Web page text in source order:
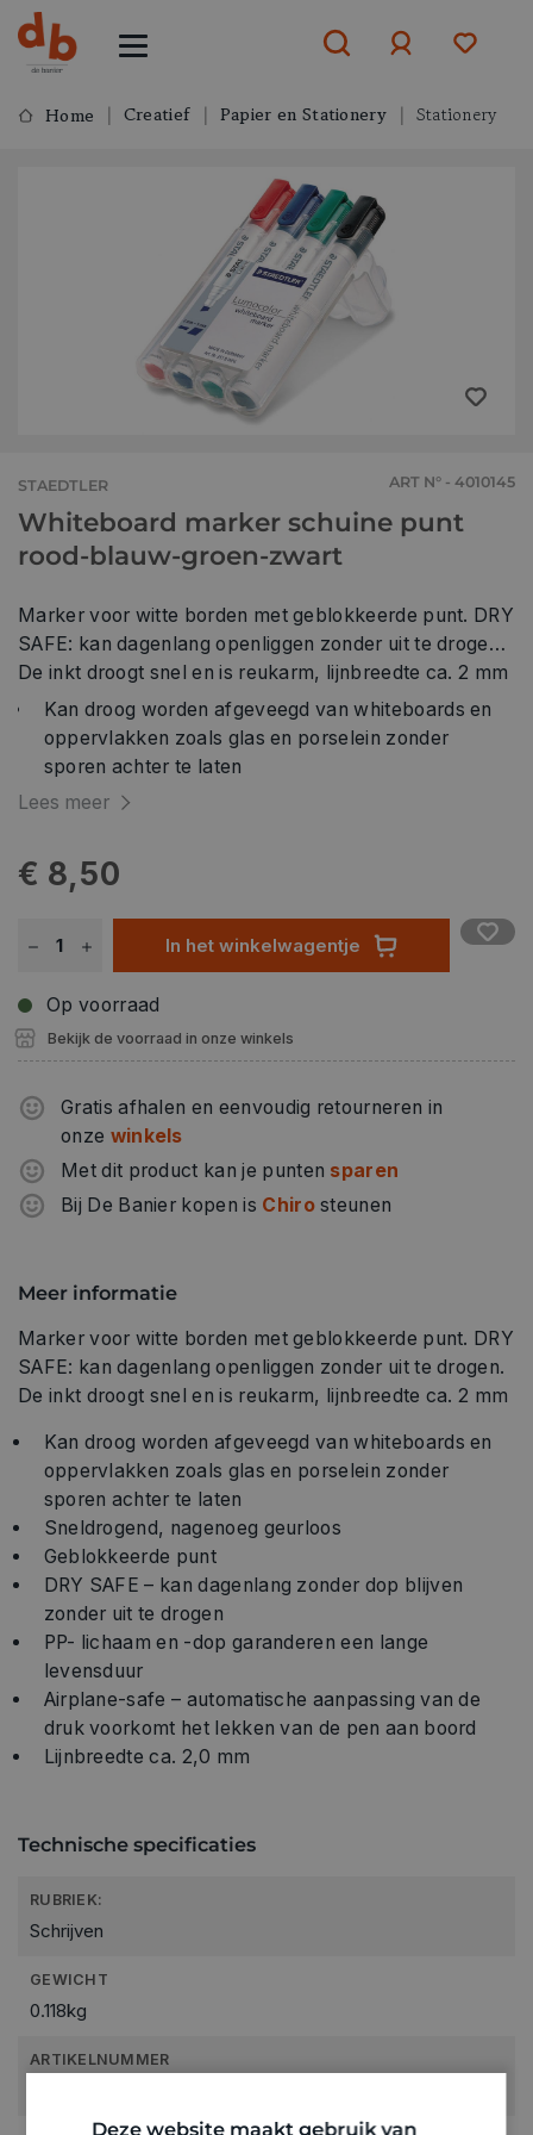
ofaanmelden
Home Creatief Papier en Stationery Stationery
STAEDTLER ART N° - 4010145
Whiteboard marker schuine punt
rood-blauw-groen-zwart
Marker voor witte borden met geblokkeerde punt. DRY
SAFE: kan dagenlang openliggen zonder uit te drogen.
De inkt droogt snel en is reukarm, lijnbreedte ca. 2 mm
Kan droog worden afgeveegd van whiteboards en
oppervlakken zoals glas en porselein zonder
sporen achter te laten
Sneldrogend, nagenoeg geurloos
zonder uit te drogen
levensduur
Airplane-safe – automatische aanpassing van de
druk voorkomt het lekken van de pen aan boord
Lees meer
€ 8,50
In het winkelwagentje
Op voorraad
Bekijk de voorraad in onze winkels
Gratis afhalen en eenvoudig retourneren in
onze winkels
Met dit product kan je punten sparen
Bij De Banier kopen is Chirosteunen
Meer informatie
Marker voor witte borden met geblokkeerde punt. DRY
SAFE: kan dagenlang openliggen zonder uit te drogen.
De inkt droogt snel en is reukarm, lijnbreedte ca. 2 mm
Kan droog worden afgeveegd van whiteboards en
oppervlakken zoals glas en porselein zonder
sporen achter te laten
Sneldrogend, nagenoeg geurloos
Geblokkeerde punt
DRY SAFE – kan dagenlang zonder dop blijven
zonder uit te drogen
PP- lichaam en -dop garanderen een lange
levensduur
Airplane-safe – automatische aanpassing van de
druk voorkomt het lekken van de pen aan boord
Lijnbreedte ca. 2,0 mm
Technische specificaties
RUBRIEK:
Schrijven
GEWICHT
0.118kg
ARTIKELNUMMER
Deze website maakt gebruik van